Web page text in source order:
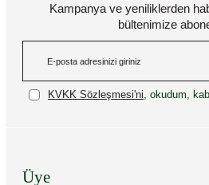
Kampanya ve yeniliklerden
bültenimize
KVKK Sözleşmesi'ni , okudum,
Üye